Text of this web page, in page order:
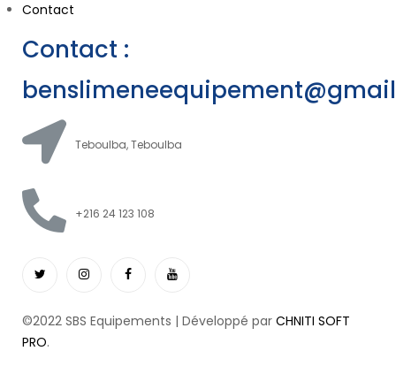
Contact
Contact :
Teboulba, Teboulba
+216 24 123 108
©2022 SBS Equipements | Développé par CHNITI SOFT
PRO.